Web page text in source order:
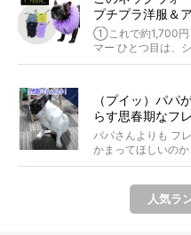
プチプラ洋服＆
①これで約1,700円
マー ひとつ目は、
マ...
（プイッ）パパ
らす思春期なフ
パパさんよりも フ
かまってほしいのか
&n...
人気ラ